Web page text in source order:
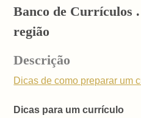
Banco de Currículos
região
Descrição
Dicas de como preparar um
Dicas para um currículo